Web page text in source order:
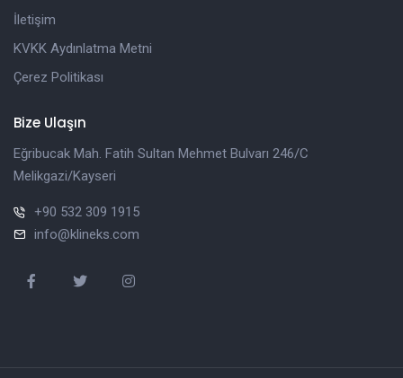
İletişim
KVKK Aydınlatma Metni
Çerez Politikası
Bize Ulaşın
Eğribucak Mah. Fatih Sultan Mehmet Bulvarı 246/C
Melikgazi/Kayseri
+90 532 309 1915
info@klineks.com